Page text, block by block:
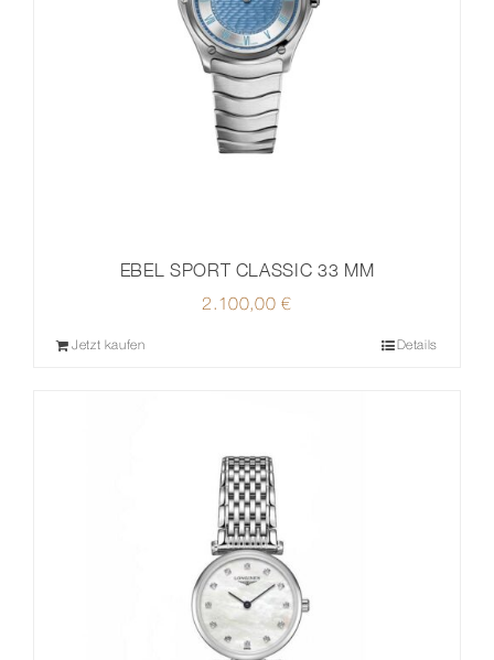
EBEL SPORT CLASSIC 33 MM
2.100,00€
Jetzt kaufen Details